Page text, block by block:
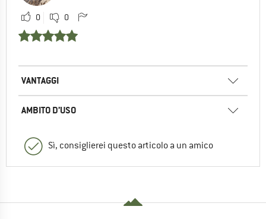
0 0
VANTAGGI
AMBITO D’USO
Sì, consiglierei questo articolo a un amico